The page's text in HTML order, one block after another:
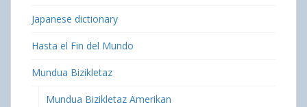
Japanese dictionary
Hasta el Fin del Mundo
Mundua Bizikletaz
Mundua Bizikletaz Amerikan